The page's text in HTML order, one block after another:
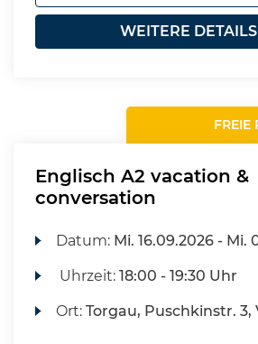
WEITERE DETAILS
FREIE
Englisch A2 vacation &
conversation
Datum: Mi. 16.09.2026 - Mi.
Uhrzeit:18:00 - 19:30 Uhr
Ort:Torgau, Puschkinstr. 3,